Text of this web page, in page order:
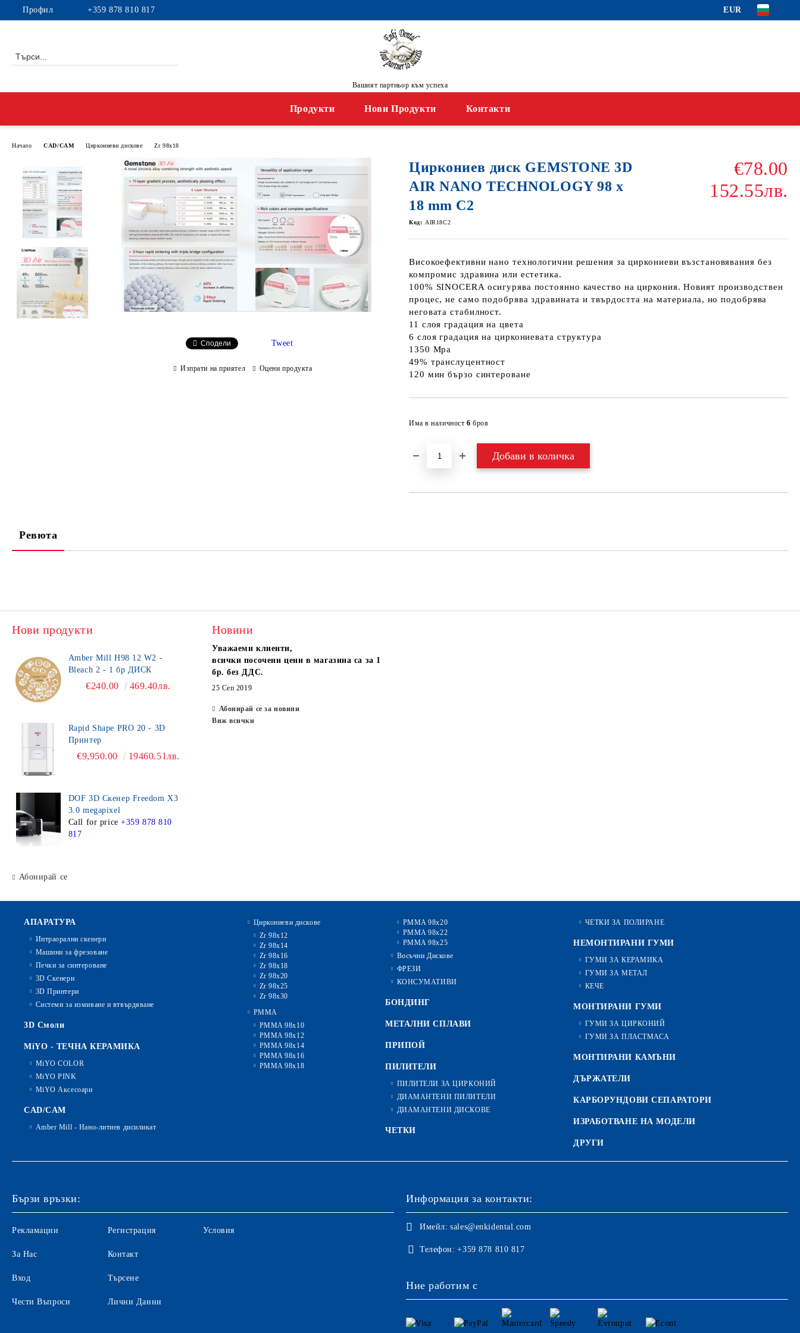
Профил +359 878 810 817 EUR
Вашият партньор към успеха
Продукти Нови Продукти Контакти
Начало CAD/CAM Циркониеви дискове Zr 98x18
Циркониев диск GEMSTONE 3D
AIR NANO TECHNOLOGY 98 x
18 mm C2
€78.00
152.55лв.
Код: AIR18C2
Високоефективни нано технологични решения за циркониеви възстановявания без
компромис здравина или естетика.
100% SINOCERA осигурява постоянно качество на циркония. Новият производствен
процес, не само подобрява здравината и твърдостта на материала, но подобрява
неговата стабилност.
11 слоя градация на цвета
6 слоя градация на циркониевата структура
1350 Mpa
49% транслуцентност
120 мин бързо синтероване
Има в наличност 6 броя
Сподели Tweet
Изпрати на приятел Оцени продукта
Ревюта
Нови продукти
Amber Mill H98 12 W2 -
Bleach 2 - 1 бр ДИСК
€240.00 469.40лв.
Rapid Shape PRO 20 - 3D
Принтер
€9,950.00 19460.51лв.
DOF 3D Скенер Freedom X3
3.0 megapixel
Call for price +359 878 810
817
Абонирай се
Новини
Уважаеми клиенти,
всички посочени цени в магазина са за 1
бр. без ДДС.
25 Сеп 2019
Абонирай се за новини
Виж всички
АПАРАТУРА
Интраорални скенери
Машини за фрезоване
Печки за синтероване
3D Скенери
3D Принтери
Системи за измиване и втвърдяване
3D Смоли
MiYO - ТЕЧНА КЕРАМИКА
MiYO COLOR
MiYO PINK
MiYO Аксесоари
CAD/CAM
Amber Mill - Нано-литиев дисиликат
Циркониеви дискове
Zr 98x12
Zr 98x14
Zr 98x16
Zr 98x18
Zr 98x20
Zr 98x25
Zr 98x30
PMMA
PMMA 98x10
PMMA 98x12
PMMA 98x14
PMMA 98x16
PMMA 98x18
PMMA 98x20
PMMA 98x22
PMMA 98x25
Восъчни Дискове
ФРЕЗИ
КОНСУМАТИВИ
БОНДИНГ
МЕТАЛНИ СПЛАВИ
ПРИПОЙ
ПИЛИТЕЛИ
ПИЛИТЕЛИ ЗА ЦИРКОНИЙ
ДИАМАНТЕНИ ПИЛИТЕЛИ
ДИАМАНТЕНИ ДИСКОВЕ
ЧЕТКИ
ЧЕТКИ ЗА ПОЛИРАНЕ
НЕМОНТИРАНИ ГУМИ
ГУМИ ЗА КЕРАМИКА
ГУМИ ЗА МЕТАЛ
КЕЧЕ
МОНТИРАНИ ГУМИ
ГУМИ ЗА ЦИРКОНИЙ
ГУМИ ЗА ПЛАСТМАСА
МОНТИРАНИ КАМЪНИ
ДЪРЖАТЕЛИ
КАРБОРУНДОВИ СЕПАРАТОРИ
ИЗРАБОТВАНЕ НА МОДЕЛИ
ДРУГИ
Бързи връзки:
Рекламации
За Нас
Вход
Чести Въпроси
Регистрация
Контакт
Търсене
Лични Данни
Условия
Информация за контакти:
Имейл: sales@enkidental.com
Телефон: +359 878 810 817
Ние работим с